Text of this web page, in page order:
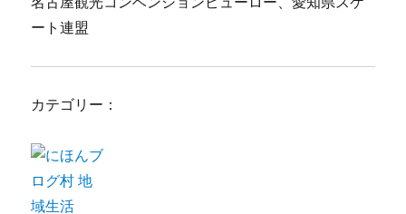
ート連盟
カテゴリー：